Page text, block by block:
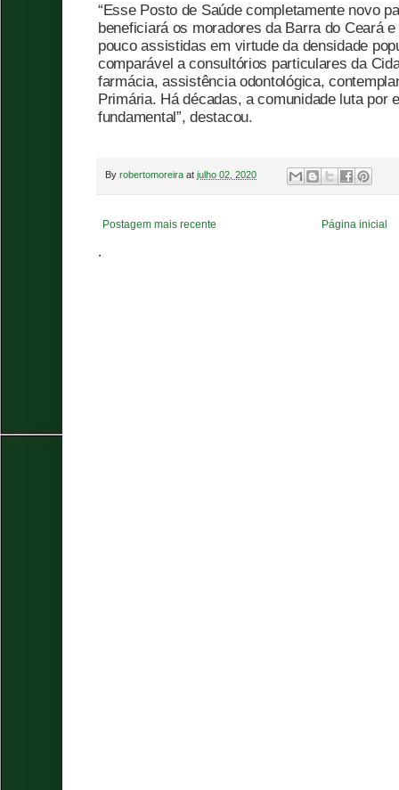
“Esse Posto de Saúde completamente novo
beneficiará os moradores da Barra do Ceará
pouco assistidas em virtude da densidade
comparável a consultórios particulares da
farmácia, assistência odontológica,
Primária. Há décadas, a comunidade luta por
fundamental”, destacou.
By robertomoreira at julho 02, 2020
Postagem mais recente Página inicial
.